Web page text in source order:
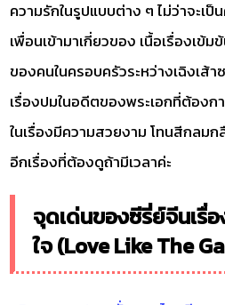
ความรักในรูปแบบต่าง ๆ ไม่ว่าจะเ
เพื่อนเข้ามาเกี่ยวของ เนื้อเรื่องเข้ม
ของคนในครอบครัวระหว่างเฉิงเส้
เรื่องปมในอดีตของพระเอกที่ต้อง
ในเรื่องมีความสวยงาม โทนสีกลม
อีกเรื่องที่ต้องดูถ้ามีเวลาค่ะ
จุดเด่นของซีรี่ย์จีนเรื่
ใจ (Love Like The